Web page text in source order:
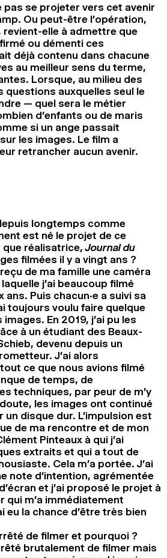
pas se projeter vers cet avenir
Ou peut-être l’opération,
elle à admettre que
ou démenti ces
déjà contenu dans chacune
au meilleur sens du terme,
Lorsque, au milieu des
questions auxquelles seul le
— quel sera le métier
d’enfants ou de maris
si un ange passait
les images. Le film a
retrancher aucun avenir.
longtemps comme
est né le projet de ce
que réalisatrice,Journal du
filmées il y a vingt ans ?
de ma famille une caméra
j’ai beaucoup filmé
ans. Puis chacun.e a suivi sa
toujours voulu faire quelque
En 2019, j’ai pu les
à un étudiant des Beaux-
devenu depuis un
J’ai alors
ce que nous avions filmé
de temps, de
techniques, par peur de m’y
les images ont continué
un disque dur. L’impulsion est
de ma rencontre et de mon
Pinteaux à qui j’ai
extraits et qui a tout de
Cela m’a portée. J’ai
note d’intention, agrémentée
et j’ai proposé le projet à
qui m’a immédiatement
eu la chance d’être très bien
de filmer et pourquoi ?
brutalement de filmer mais